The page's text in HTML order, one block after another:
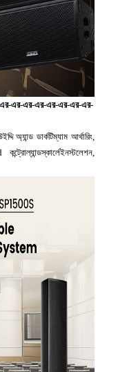
এর-এর-এর-এর-এর-এর-এর-
অ্যান্ড ডার্কটিম্যাম আর্থারিং,